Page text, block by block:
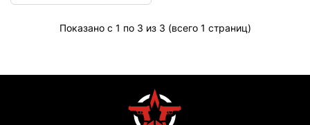
Показано с 1 по 3 из 3 (всего 1 страниц)